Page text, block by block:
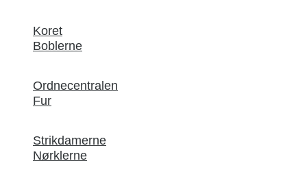
Koret
Boblerne
Ordnecentralen
Fur
Strikdamerne
Nørklerne